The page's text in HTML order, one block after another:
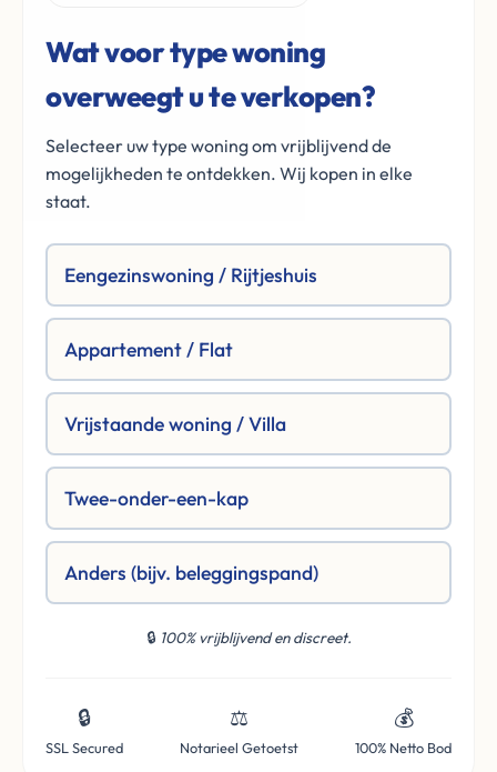
Wat voor type woning
overweegt u te verkopen?
Selecteer uw type woning om vrijblijvend de
mogelijkheden te ontdekken. Wij kopen in elke
staat.
Eengezinswoning / Rijtjeshuis
Appartement / Flat
Vrijstaande woning / Villa
Twee-onder-een-kap
Anders (bijv. beleggingspand)
🔒 100% vrijblijvend en discreet.
🔒
SSL Secured
⚖️
Notarieel Getoetst
💰
100% Netto Bod